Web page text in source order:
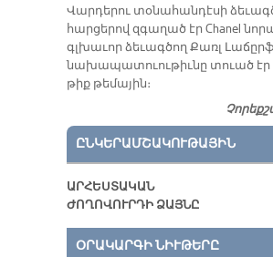
Վար­դե­րու տօ­նա­հան­դէ­սի
հար­ցե­րով զգա­ղած էր Chanel
գլխա­ւոր ձե­ւագ­ծող Քառլ
նա­խա­պա­տուու­թիւ­նը տուած էր
թիք թե­մա­յի­ն։
ԸՆԿԵՐԱՄՇԱԿՈՒԹԱՅԻՆ
ԱՐՀԵՍՏԱԿԱՆ
ԺՈՂՈՎՈՒՐԴԻ ՁԱՅՆԸ
ՕՐԱԿԱՐԳԻ ՆԻՒԹԵՐԸ